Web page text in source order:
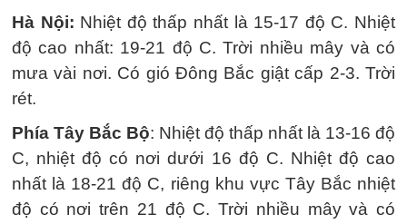
Hà Nội: Nhiệt độ thấp nhất là 15-17 độ C. Nhiệt
độ cao nhất: 19-21 độ C. Trời nhiều mây và có
mưa vài nơi. Có gió Đông Bắc giật cấp 2-3. Trời
rét.
Phía Tây Bắc Bộ: Nhiệt độ thấp nhất là 13-16 độ
C, nhiệt độ có nơi dưới 16 độ C. Nhiệt độ cao
nhất là 18-21 độ C, riêng khu vực Tây Bắc nhiệt
độ có nơi trên 21 độ C. Trời nhiều mây và có